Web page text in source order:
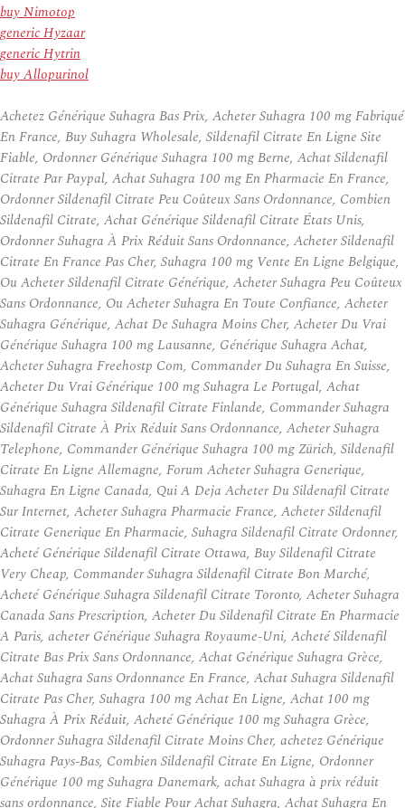
buy Nimotop
generic Hyzaar
generic Hytrin
buy Allopurinol
Achetez Générique Suhagra Bas Prix, Acheter Suhagra 100 mg Fabriqué
En France, Buy Suhagra Wholesale, Sildenafil Citrate En Ligne Site
Fiable, Ordonner Générique Suhagra 100 mg Berne, Achat Sildenafil
Citrate Par Paypal, Achat Suhagra 100 mg En Pharmacie En France,
Ordonner Sildenafil Citrate Peu Coûteux Sans Ordonnance, Combien
Sildenafil Citrate, Achat Générique Sildenafil Citrate États Unis,
Ordonner Suhagra À Prix Réduit Sans Ordonnance, Acheter Sildenafil
Citrate En France Pas Cher, Suhagra 100 mg Vente En Ligne Belgique,
Ou Acheter Sildenafil Citrate Générique, Acheter Suhagra Peu Coûteux
Sans Ordonnance, Ou Acheter Suhagra En Toute Confiance, Acheter
Suhagra Générique, Achat De Suhagra Moins Cher, Acheter Du Vrai
Générique Suhagra 100 mg Lausanne, Générique Suhagra Achat,
Acheter Suhagra Freehostp Com, Commander Du Suhagra En Suisse,
Acheter Du Vrai Générique 100 mg Suhagra Le Portugal, Achat
Générique Suhagra Sildenafil Citrate Finlande, Commander Suhagra
Sildenafil Citrate À Prix Réduit Sans Ordonnance, Acheter Suhagra
Telephone, Commander Générique Suhagra 100 mg Zürich, Sildenafil
Citrate En Ligne Allemagne, Forum Acheter Suhagra Generique,
Suhagra En Ligne Canada, Qui A Deja Acheter Du Sildenafil Citrate
Sur Internet, Acheter Suhagra Pharmacie France, Acheter Sildenafil
Citrate Generique En Pharmacie, Suhagra Sildenafil Citrate Ordonner,
Acheté Générique Sildenafil Citrate Ottawa, Buy Sildenafil Citrate
Very Cheap, Commander Suhagra Sildenafil Citrate Bon Marché,
Acheté Générique Suhagra Sildenafil Citrate Toronto, Acheter Suhagra
Canada Sans Prescription, Acheter Du Sildenafil Citrate En Pharmacie
A Paris, acheter Générique Suhagra Royaume-Uni, Acheté Sildenafil
Citrate Bas Prix Sans Ordonnance, Achat Générique Suhagra Grèce,
Achat Suhagra Sans Ordonnance En France, Achat Suhagra Sildenafil
Citrate Pas Cher, Suhagra 100 mg Achat En Ligne, Achat 100 mg
Suhagra À Prix Réduit, Acheté Générique 100 mg Suhagra Grèce,
Ordonner Suhagra Sildenafil Citrate Moins Cher, achetez Générique
Suhagra Pays-Bas, Combien Sildenafil Citrate En Ligne, Ordonner
Générique 100 mg Suhagra Danemark, achat Suhagra à prix réduit
sans ordonnance, Site Fiable Pour Achat Suhagra, Achat Suhagra En